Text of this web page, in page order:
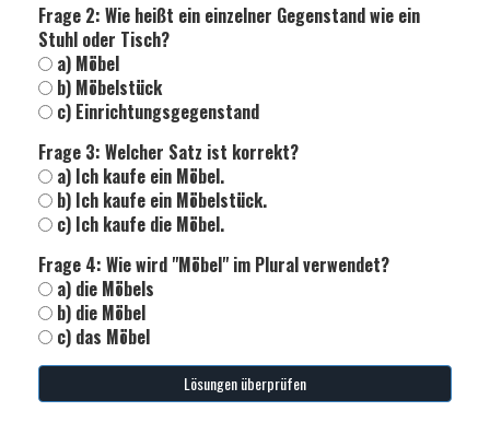
Frage 2: Wie heißt ein einzelner Gegenstand wie ein
Stuhl oder Tisch?
a) Möbel
b) Möbelstück
c) Einrichtungsgegenstand
Frage 3: Welcher Satz ist korrekt?
a) Ich kaufe ein Möbel.
b) Ich kaufe ein Möbelstück.
c) Ich kaufe die Möbel.
Frage 4: Wie wird "Möbel" im Plural verwendet?
a) die Möbels
b) die Möbel
c) das Möbel
Lösungen überprüfen